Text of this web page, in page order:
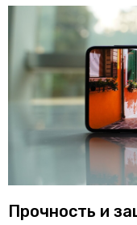
Прочность и